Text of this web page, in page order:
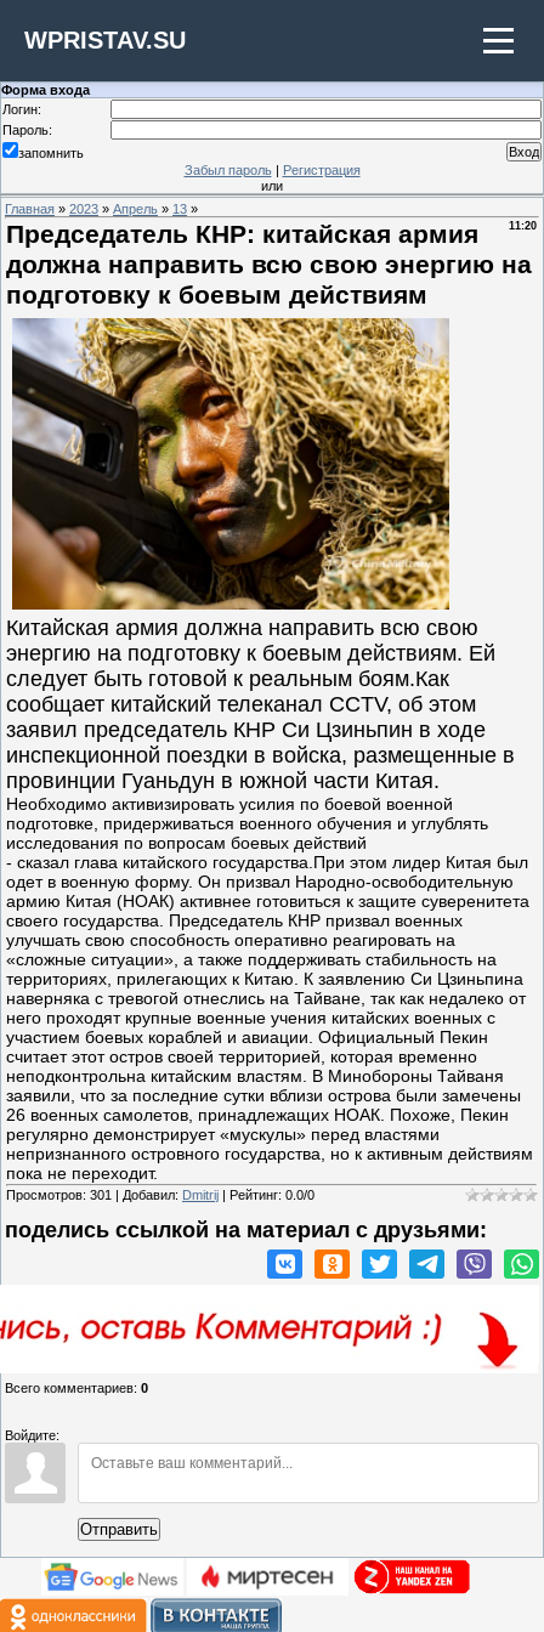
WPRISTAV.SU
Форма входа
Логин:
Пароль:
запомнить
Забыл пароль| Регистрация
или
Главная » 2023 » Апрель » 13 »
11:20
Председатель КНР: китайская армия
должна направить всю свою энергию на
подготовку к боевым действиям
Китайская армия должна направить всю свою
энергию на подготовку к боевым действиям. Ей
следует быть готовой к реальным боям.Как
сообщает китайский телеканал CCTV, об этом
заявил председатель КНР Си Цзиньпин в ходе
инспекционной поездки в войска, размещенные в
провинции Гуаньдун в южной части Китая.
Необходимо активизировать усилия по боевой военной
подготовке, придерживаться военного обучения и углублять
исследования по вопросам боевых действий
- сказал глава китайского государства.При этом лидер Китая был
одет в военную форму. Он призвал Народно-освободительную
армию Китая (НОАК) активнее готовиться к защите суверенитета
своего государства. Председатель КНР призвал военных
улучшать свою способность оперативно реагировать на
«сложные ситуации», а также поддерживать стабильность на
территориях, прилегающих к Китаю. К заявлению Си Цзиньпина
наверняка с тревогой отнеслись на Тайване, так как недалеко от
него проходят крупные военные учения китайских военных с
участием боевых кораблей и авиации. Официальный Пекин
считает этот остров своей территорией, которая временно
неподконтрольна китайским властям. В Минобороны Тайваня
заявили, что за последние сутки вблизи острова были замечены
26 военных самолетов, принадлежащих НОАК. Похоже, Пекин
регулярно демонстрирует «мускулы» перед властями
непризнанного островного государства, но к активным действиям
пока не переходит.
Просмотров: 301 | Добавил: Dmitrij | Рейтинг: 0.0/0
поделись ссылкой на материал c друзьями:
Всего комментариев: 0
Войдите:
Отправить